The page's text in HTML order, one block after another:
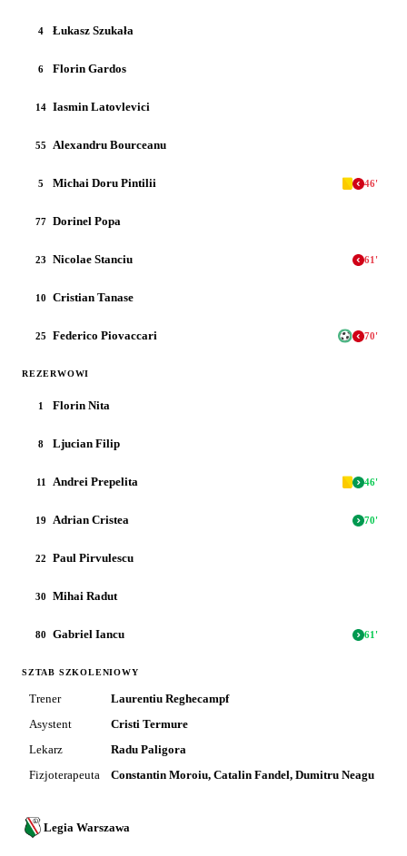
4 Łukasz Szukała
6 Florin Gardos
14 Iasmin Latovlevici
55 Alexandru Bourceanu
5 Michai Doru Pintilii 46'
77 Dorinel Popa
23 Nicolae Stanciu 61 '
10 Cristian Tanase
25 Federico Piovaccari 70'
REZERWOWI
1 Florin Nita
8 Ljucian Filip
11 Andrei Prepelita 46'
19 Adrian Cristea 70'
22 Paul Pirvulescu
30 Mihai Radut
80 Gabriel Iancu 61 '
SZTAB SZKOLENIOWY
Trener
Laurentiu Reghecampf
Asystent
Cristi Termure
Lekarz
Radu Paligora
Fizjoterapeuta
Constantin Moroiu, Catalin Fandel, Dumitru Neagu
Legia Warszawa